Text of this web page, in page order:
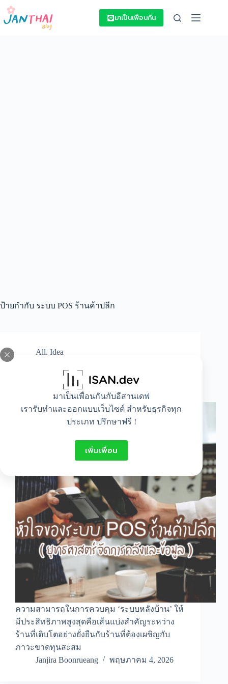
Skip
content
มาเป็นเพื่อนกันกับอีสานเดฟ
เรารับทำและออกแบบเว็บไซต์ สำหรับธุรกิจทุก
ประเภท ปรึกษาฟรี !
เพิ่มเพื่อน
มาเป็นเพื่อนกัน
ป้ายกำกับ ระบบ POS ร้านค้าปลีก
All, Idea
หัวใจของระบบ POS ร้านค้าปลีก = ยุทธศาสตร์
จัดการคลังและข้อมูล
ความสามารถในการควบคุม ‘ระบบหลังบ้าน’ ให้
มีประสิทธิภาพสูงสุดคือเส้นแบ่งสำคัญระหว่าง
ร้านที่เติบโตอย่างยั่งยืนกับร้านที่ต้องเผชิญกับ
ภาวะขาดทุนสะสม
Janjira Boonrueang
พฤษภาคม 4, 2026